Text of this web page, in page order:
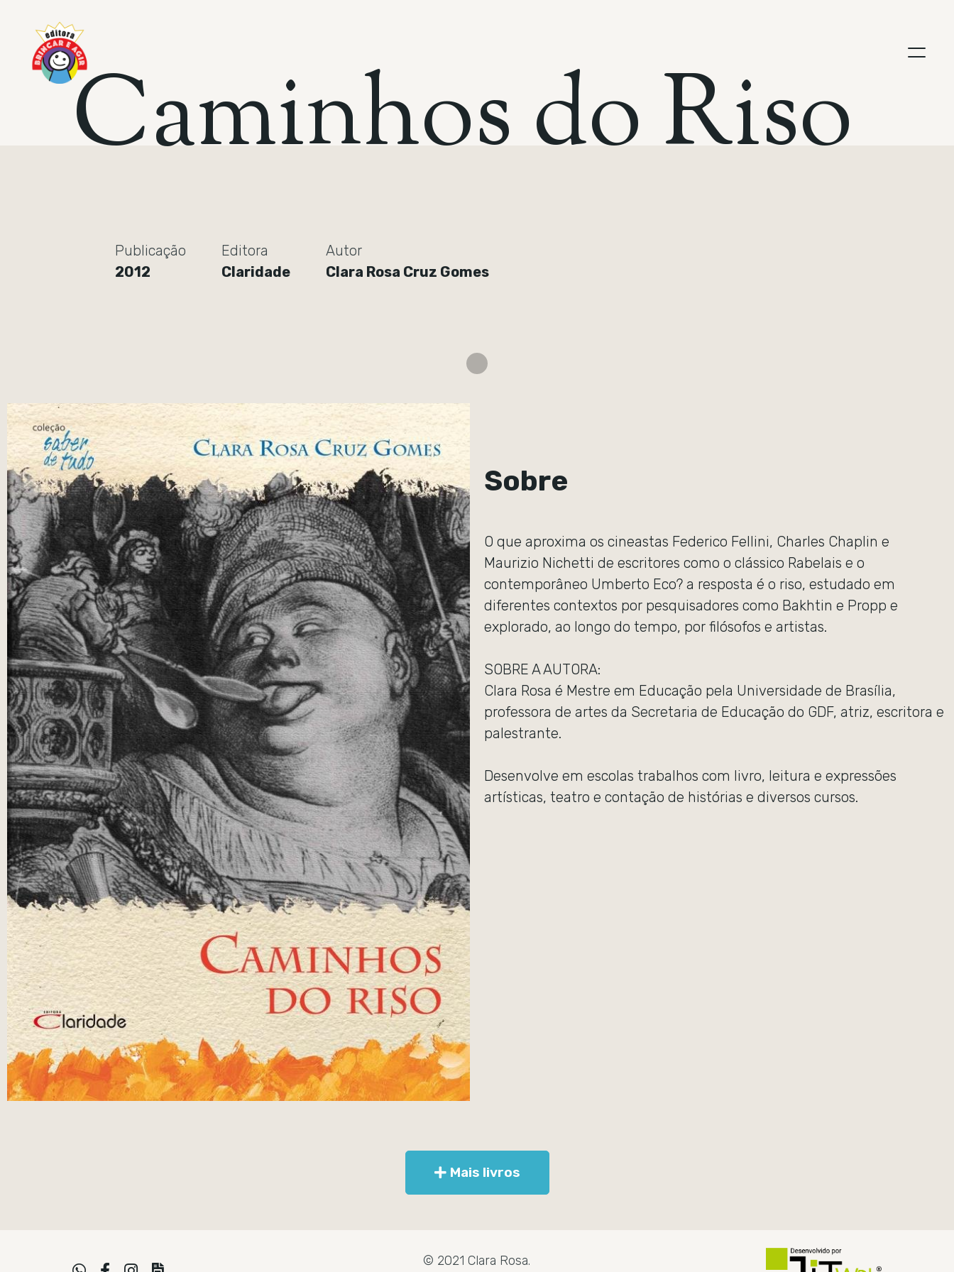
CaminhosdoRiso
Publicação
2012
Editora
Claridade
Autor
Clara Rosa Cruz Gomes
Sobre
O que aproxima os cineastas Federico Fellini, Charles Chaplin e
Maurizio Nichetti de escritores como o clássico Rabelais e o
contemporâneo Umberto Eco? a resposta é o riso, estudado em
diferentes contextos por pesquisadores como Bakhtin e Propp e
explorado, ao longo do tempo, por filósofos e artistas.
SOBRE A AUTORA:
Clara Rosa é Mestre em Educação pela Universidade de Brasília,
professora de artes da Secretaria de Educação do GDF, atriz, escritora e
palestrante.
Desenvolve em escolas trabalhos com livro, leitura e expressões
artísticas, teatro e contação de histórias e diversos cursos.
Mais livros
© 2021 Clara Rosa.